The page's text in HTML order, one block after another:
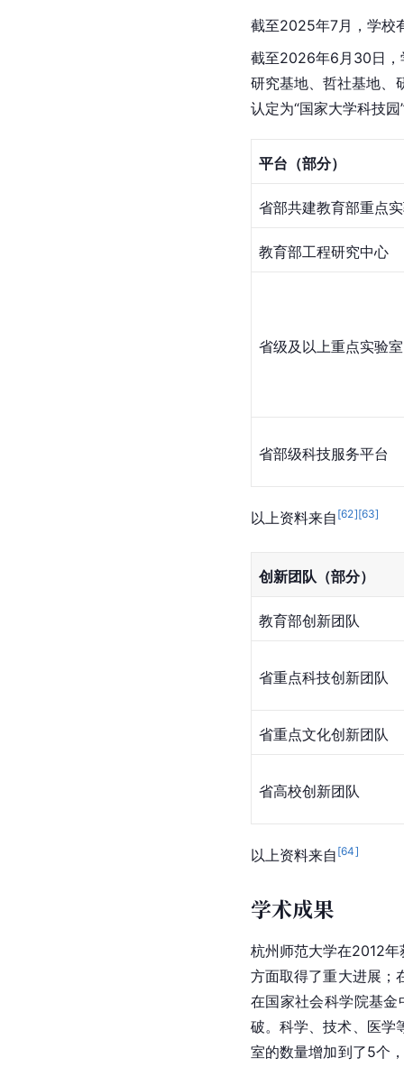
截至2025年7月，学校
截至2026年6月30日，
研究基地、哲社基地、
认定为“国家大学科技
平台（部分）
省部共建教育部重点
教育部工程研究中心
省级及以上重点实验室
省部级科技服务平台
以上资料来自 [62][63]
创新团队（部分）
教育部创新团队
省重点科技创新团队
省重点文化创新团队
省高校创新团队
以上资料来自 [64]
学术成果
杭州师范大学在2012
方面取得了重大进展；
在国家社会科学院基
破。科学、技术、医学
室的数量增加到了5个